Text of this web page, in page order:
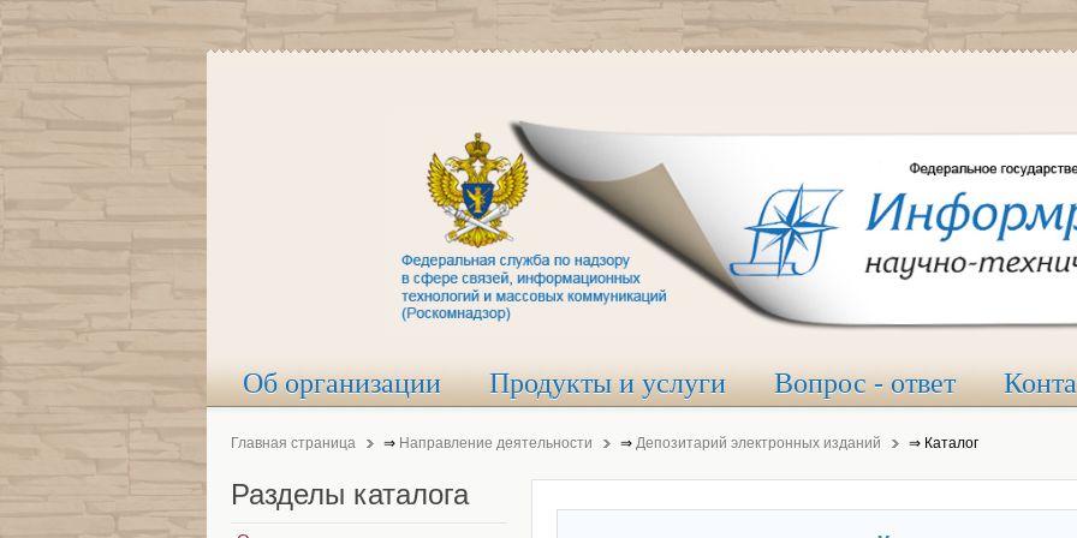
Об организации Продукты и услуги Вопрос - ответ
Главная страница ⇒ Направление деятельности ⇒ Депозитарий электронных изданий ⇒ Каталог
Разделы каталога